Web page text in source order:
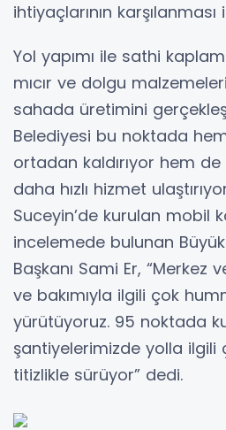
ihtiyaçlarının
Yol yapımı ile sathi
mıcır ve dolgu
sahada üretimini
Belediyesi bu noktada
ortadan kaldırıyor hem
daha hızlı hizmet
Suceyin’de kurulan mobil
incelemede bulunan
Başkanı Sami Er, “Merkez
ve bakımıyla ilgili çok
yürütüyoruz. 95 noktada
şantiyelerimizde yolla ilgili
titizlikle sürüyor” dedi.